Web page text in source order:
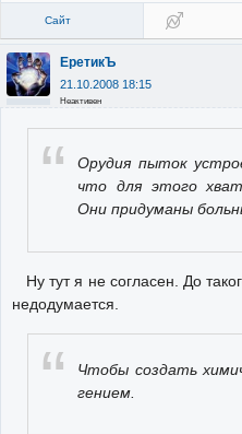
Сайт
ЕретикЪ
21.10.2008 18:15
Неактивен
Орудия пыток
что для этого
Они придуманы
Ну тут я не согласен. До
недодумается.
Чтобы создать
гением.